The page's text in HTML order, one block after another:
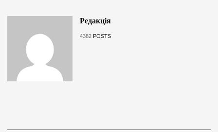
Редакція
4382 POSTS